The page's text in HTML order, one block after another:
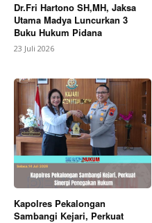
Dr.Fri Hartono SH,MH, Jaksa
Utama Madya Luncurkan 3
Buku Hukum Pidana
23 Juli 2026
Kapolres Pekalongan
Sambangi Kejari, Perkuat